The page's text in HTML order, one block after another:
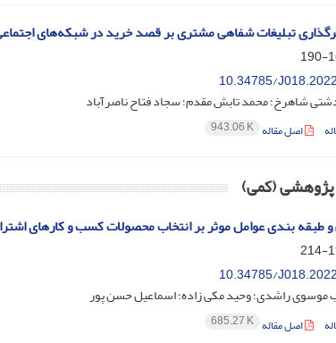
تبلیغات شفاهی مشتری بر قصد خرید در شبکه‌های
10.34785/
شاهرخ؛ محمد تابش مقدم؛ سجاد فتاح ناصرآباد
اصل مقاله 943.06 K
پژوهشی (کمی)
طبقه بندی عوامل موثر بر انتخاب محصولات کسب و کارهای
10.34785/
راشدی؛ وحید مکی زاده؛ اسماعیل حسن پور
اصل مقاله 685.27 K